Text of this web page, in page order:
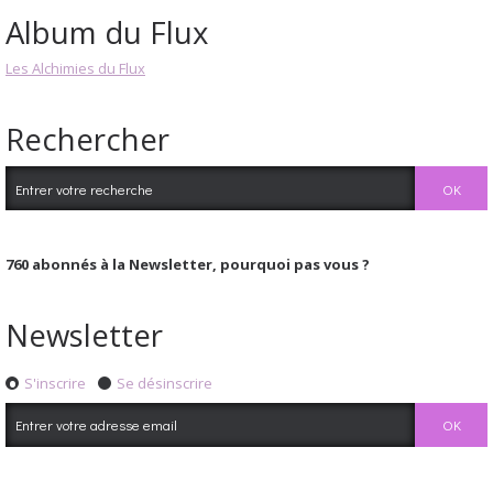
Album du Flux
Les Alchimies du Flux
Rechercher
760 abonnés à la Newsletter, pourquoi pas vous ?
Newsletter
S'inscrire Se désinscrire